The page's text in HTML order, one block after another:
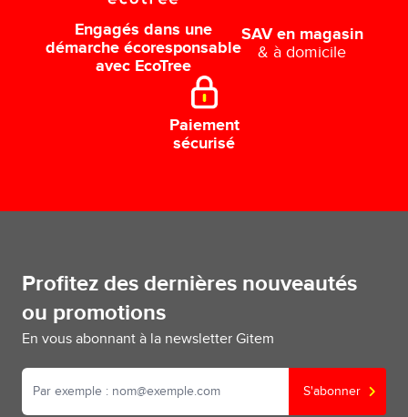
Engagés dans une
démarche écoresponsable
avec EcoTree
SAV en magasin
& à domicile
Paiement
sécurisé
Profitez des dernières nouveautés
ou promotions
En vous abonnant à la newsletter Gitem
S'abonner